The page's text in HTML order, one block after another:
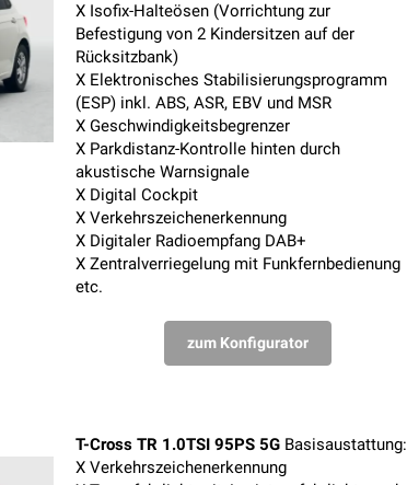
X Isofix-Halteösen (Vorrichtung zur
Befestigung von 2 Kindersitzen auf der
Rücksitzbank)
X Elektronisches Stabilisierungsprogramm
(ESP) inkl. ABS, ASR, EBV und MSR
X Geschwindigkeitsbegrenzer
X Parkdistanz-Kontrolle hinten durch
akustische Warnsignale
X Digital Cockpit
X Verkehrszeichenerkennung
X Digitaler Radioempfang DAB+
X Zentralverriegelung mit Funkfernbedienung
etc.
zum Konfigurator
T-Cross TR 1.0TSI 95PS 5GBasisaustattung:
X Verkehrszeichenerkennung